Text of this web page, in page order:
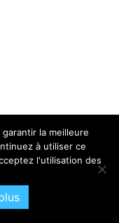
la meilleure
à utiliser ce
l'utilisation des